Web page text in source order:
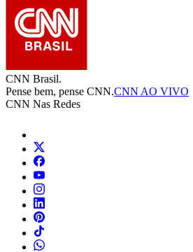
CNN Brasil.
Pense bem, pense CNN.CNN AO VIVO
CNN Nas Redes